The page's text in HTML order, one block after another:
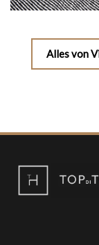
Alles von